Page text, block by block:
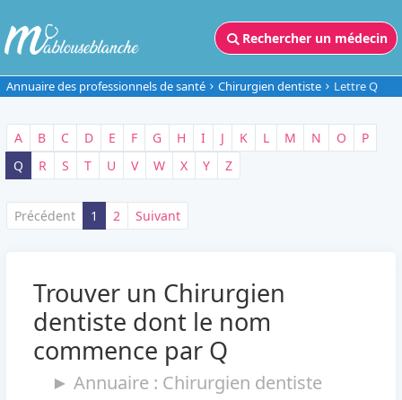
Rechercher un médecin
Annuaire des professionnels de santé Chirurgien dentiste Lettre Q
A B C D E F G H I J K L M N O
P
Q
R S T U V W X Y Z
Précédent 1 2 Suivant
Trouver un Chirurgien
dentiste dont le nom
commence par Q
► Annuaire : Chirurgien dentiste